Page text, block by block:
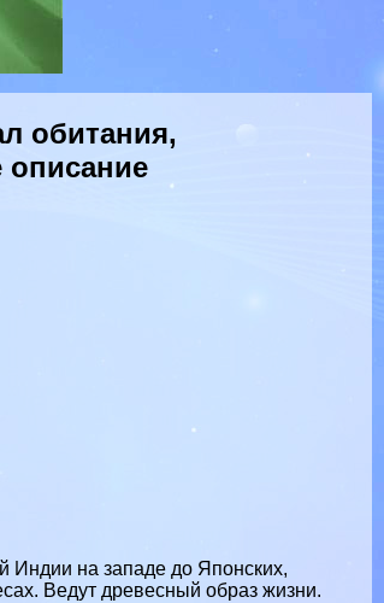
обитания,
Индии на западе до Японских,
Ведут древесный образ жизни.